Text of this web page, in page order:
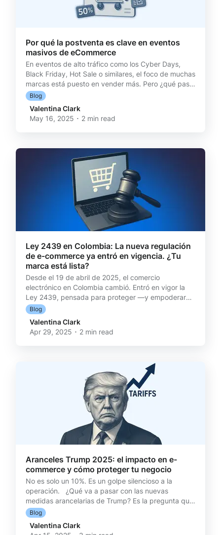
Por qué la postventa es clave en eventos
masivos de eCommerce
En eventos de alto tráfico como los Cyber Days,
Black Friday, Hot Sale o similares, el foco de muchas
marcas está puesto en vender más. Pero ¿qué pasa
después del clic de compra? Ahí es donde comienza
la verdadera prueba: la capacidad de entregar una
experiencia completa y sin fricciones para los
clientes. Y es que en estos eventos, el volumen lo
postventa no está preparada, lo que era una
Blog
Valentina Clark
May 16, 2025 ･ 2 min read
Ley 2439 en Colombia: La nueva regulación
de e-commerce ya entró en vigencia. ¿Tu
marca está lista?
Desde el 19 de abril de 2025, el comercio
electrónico en Colombia cambió. Entró en vigor la
Ley 2439, pensada para proteger —y empoderar—
al consumidor online. Y como suele pasar con los
cambios importantes, también llegan con nuevos
desafíos para las marcas. ¿Qué exige la ley 2439 de
Protección al Consumidor? ✅ Devolver el dinero en
al medio de pago que el cliente elija. ✅ Garantizar
Blog
Valentina Clark
Apr 29, 2025 ･ 2 min read
Aranceles Trump 2025: el impacto en e-
commerce y cómo proteger tu negocio
No es solo un 10%. Es un golpe silencioso a la
operación. ¿Qué va a pasar con las nuevas
medidas arancelarias de Trump? Es la pregunta que
se repitió en más de una reunión esta semana. En
las áreas de operaciones, en producto, en finanzas.
Incluso en atención al cliente. Porque no todo golpe
Blog
Valentina Clark